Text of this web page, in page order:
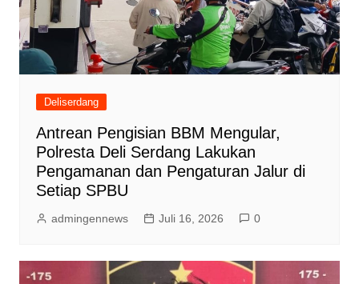
Deliserdang
Antrean Pengisian BBM Mengular,
Polresta Deli Serdang Lakukan
Pengamanan dan Pengaturan Jalur di
Setiap SPBU
admingennews Juli 16, 2026 0